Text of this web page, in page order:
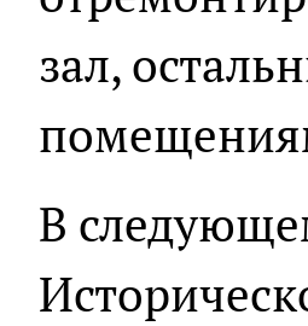
зал,
В